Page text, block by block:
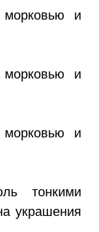
тонкими
украшения